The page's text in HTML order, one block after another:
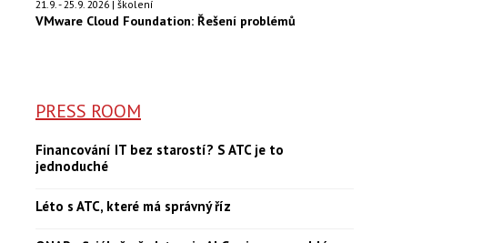
21.9. - 25.9. 2026 | školení
VMware Cloud Foundation: Řešení problémů
PRESS ROOM
Financování IT bez starostí? S ATC je to
jednoduché
Léto s ATC, které má správný říz